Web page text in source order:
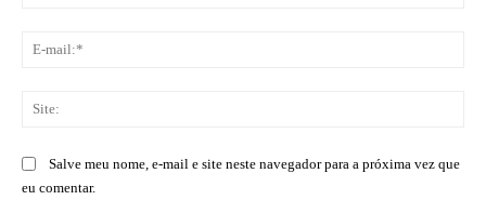
Salve meu nome, e-mail e site neste navegador para a próxima vez que
eu comentar.